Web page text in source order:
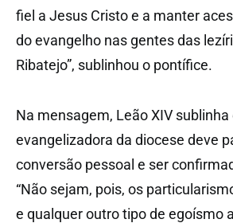
fiel a Jesus Cristo e a manter
do evangelho nas gentes das
Ribatejo”, sublinhou o pontífice.
Na mensagem, Leão XIV
evangelizadora da diocese deve
conversão pessoal e ser
“Não sejam, pois, os
e qualquer outro tipo de egoísmo